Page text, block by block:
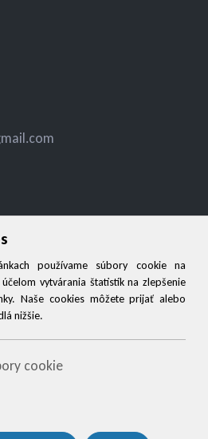
používame súbory cookie na
vytvárania štatistík na zlepšenie
Naše cookies môžete prijať alebo
nižšie.
cookie
s.r.o., Všetky práva vyhradené.